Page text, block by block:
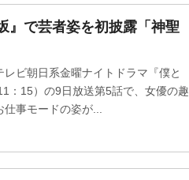
』で芸者姿を初披露「神聖
ビ朝日系金曜ナイトドラマ『僕と
：15）の9日放送第5話で、女優の趣
仕事モードの姿が...